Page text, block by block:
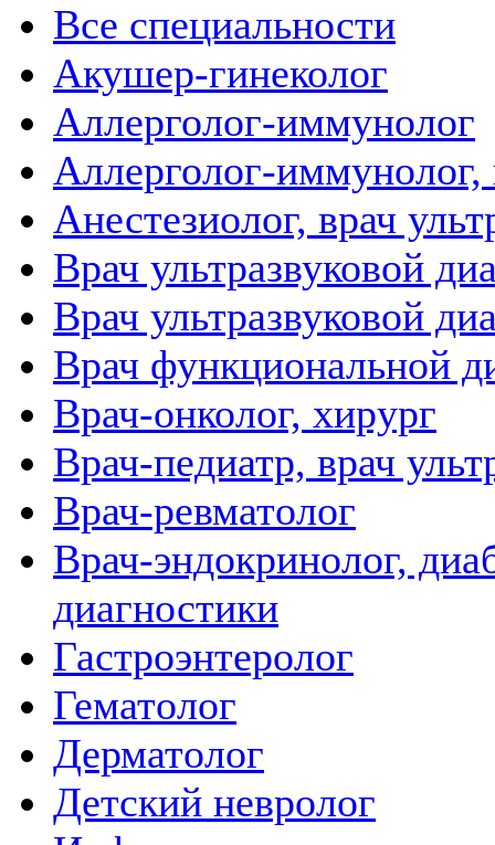
Все специальности
Акушер-гинеколог
Аллерголог-иммунолог
Аллерголог-иммунолог,
Анестезиолог, врач
Врач ультразвуковой
Врач ультразвуковой
Врач функциональной
Врач-онколог, хирург
Врач-педиатр, врач
Врач-ревматолог
Врач-эндокринолог,
диагностики
Гастроэнтеролог
Гематолог
Дерматолог
Детский невролог